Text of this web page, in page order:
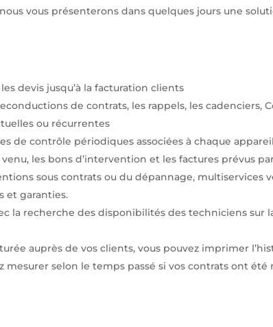
vous présenterons dans quelques jours une
devis jusqu’à la facturation clients
de contrats, les rappels, les cadenciers,
ou récurrentes
de contrôle périodiques associées à chaque
les bons d’intervention et les factures prévus
sous contrats ou du dépannage, multiservices
et garanties.
la recherche des disponibilités des techniciens sur
auprès de vos clients, vous pouvez imprimer
selon le temps passé si vos contrats ont été